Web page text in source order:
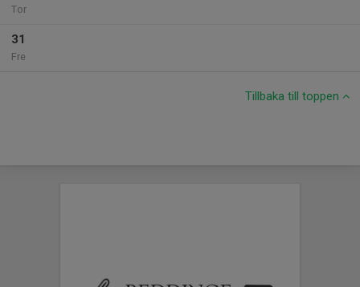
Tor
31
Fre
Tillbaka till toppen